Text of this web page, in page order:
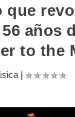
que
años
to the
|